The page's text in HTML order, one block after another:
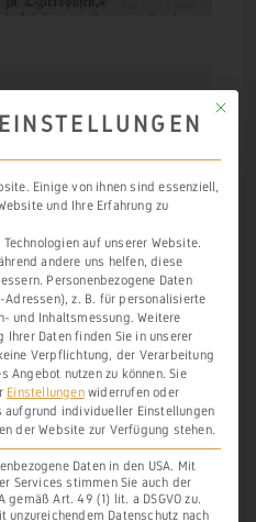
des Weinbaus in Alt-H
S. 165
3, 1843
1720-
des genannten
zuordnen,
auf einen
ist. Daher darf
werden, dass zum
der
Mit
Einige von ihnen sind essenziell,
und Ihre Erfahrung zu
auf unserer Website.
andere uns helfen, diese
Personenbezogene Daten
Adressen), z. B. für personalisierte
und Inhaltsmessung. Weitere
Ihrer Daten finden Sie in unserer
Verpflichtung, der Verarbeitung
Angebot nutzen zu können. Sie
Einstellungenwiderrufen oder
aufgrund individueller Einstellungen
der Website zur Verfügung stehen.
Daten in den USA. Mit
Services stimmen Sie auch der
gemäß Art. 49 (1) lit. a DSGVO zu.
unzureichendem Datenschutz nach